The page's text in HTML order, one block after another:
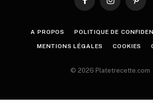
FacebookInstagram
A PROPOS POLITIQUE DE
MENTIONS LÉGALES COOKIES
© 2026 Platetrecette.com